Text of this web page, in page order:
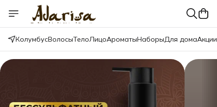
КолумбусВолосыТелоЛицоАроматыНаборыДля домаАкции